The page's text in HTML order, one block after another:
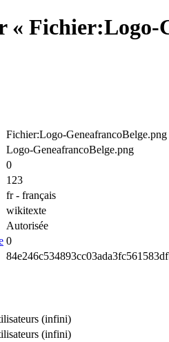
Fichier:Logo-
Fichier:Logo-GeneafrancoBelge.png
Logo-GeneafrancoBelge.png
0
123
fr - français
wikitexte
Autorisée
0
(infini)
(infini)